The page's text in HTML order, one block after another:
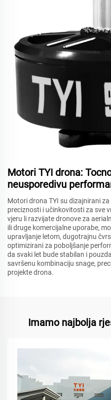
Motori TYI drona:
neusporedivu
Motori drona TYI su dizajnirani
preciznosti i učinkovitosti za sve
vjeru li razvijate dronove za
ili druge komercijalne uporabe,
upravljanje letom, dugotrajnu
optimizirani za poboljšanje
da svaki let bude stabilan i
savršenu kombinaciju snage,
projekte drona.
Imamo najbolja